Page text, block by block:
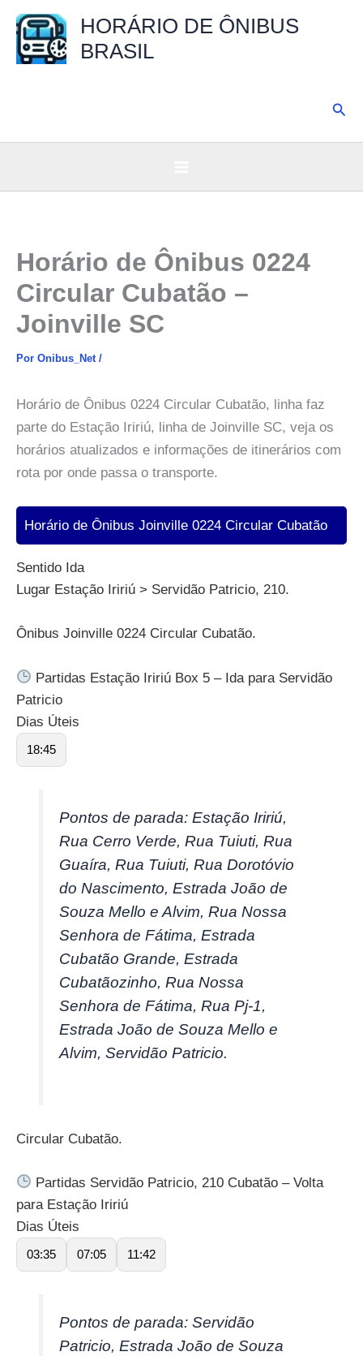
para
HORÁRIO DE ÔNIBUS
BRASIL
Horário de Ônibus 0224
Circular Cubatão –
Joinville SC
Por Onibus_Net /
Horário de Ônibus 0224 Circular Cubatão, linha faz
parte do Estação Iririú, linha de Joinville SC, veja os
horários atualizados e informações de itinerários com
rota por onde passa o transporte.
Horário de Ônibus Joinville 0224 Circular Cubatão
Sentido Ida
Lugar Estação Iririú > Servidão Patricio, 210.
Ônibus Joinville 0224 Circular Cubatão.
Partidas Estação Iririú Box 5 – Ida para Servidão
Patricio
Dias Úteis
18:45
Pontos de parada: Estação Iririú,
Rua Cerro Verde, Rua Tuiuti, Rua
Guaíra, Rua Tuiuti, Rua Dorotóvio
do Nascimento, Estrada João de
Souza Mello e Alvim, Rua Nossa
Senhora de Fátima, Estrada
Cubatão Grande, Estrada
Cubatãozinho, Rua Nossa
Senhora de Fátima, Rua Pj-1,
Estrada João de Souza Mello e
Alvim, Servidão Patricio.
Circular Cubatão.
Partidas Servidão Patricio, 210 Cubatão – Volta
para Estação Iririú
Dias Úteis
03:35 07:05 11:42
Pontos de parada: Servidão
Patricio, Estrada João de Souza